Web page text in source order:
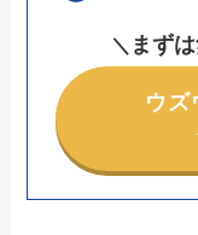
＼ まず
ウズ